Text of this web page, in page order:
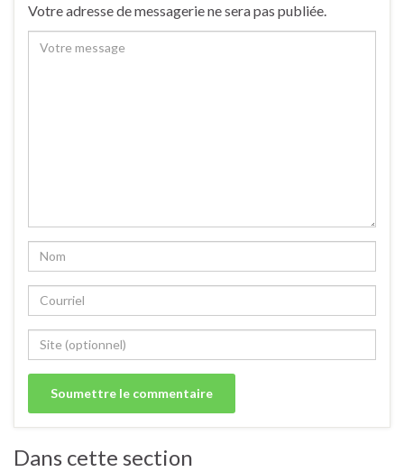
Votre adresse de messagerie ne sera pas publiée.
Dans cette section